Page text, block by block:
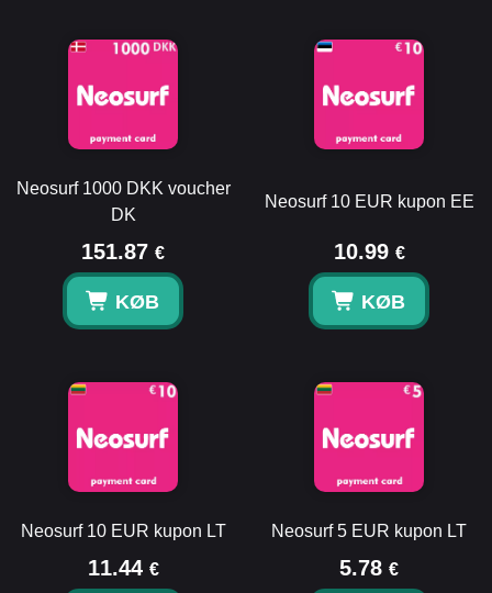
Neosurf 1000 DKK voucher
DK
151.87 €
KØB
Neosurf 10 EUR kupon EE
10.99 €
KØB
Neosurf 10 EUR kupon LT
11.44 €
Neosurf 5 EUR kupon LT
5.78 €